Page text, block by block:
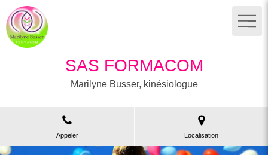
SAS FORMACOM
Marilyne Busser, kinésiologue
Appeler Localisation